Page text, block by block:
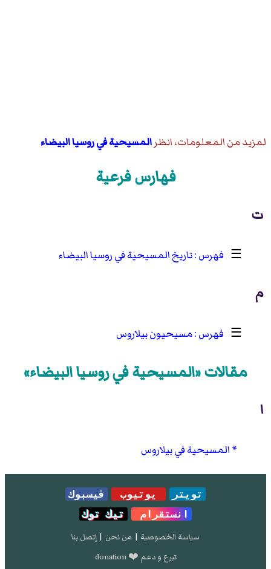
لمزيد من المعلومات، انظرالمسيحية في روسيا البيضاء
فهارس فرعية
ت
☰ تاريخ المسيحية في روسيا البيضاء
م
☰ مسيحيون بيلاروس
مقالات «المسيحية في روسيا البيضاء»
ا
المسيحية في بيلاروس
تويتر يوتيوب
فيسبوك
انستقرام
تيك توك
سياسة الخصوصية | من نحن | إتصل بنا
تبرع و دعم ❤️ donation